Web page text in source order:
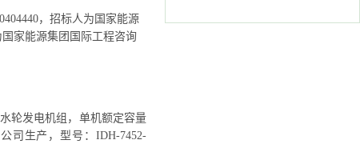
，招标人为国家能源
家能源集团国际工程咨询
轮发电机组，单机额定容量
司生产，型号：IDH-7452-